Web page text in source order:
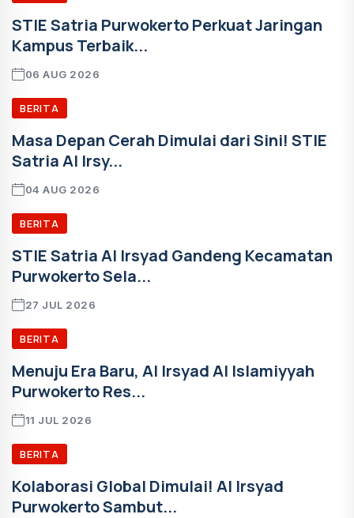
STIE Satria Purwokerto Perkuat Jaringan
Kampus Terbaik...
06 AUG 2026
BERITA
Masa Depan Cerah Dimulai dari Sini! STIE
Satria Al Irsy...
04 AUG 2026
BERITA
STIE Satria Al Irsyad Gandeng Kecamatan
Purwokerto Sela...
27 JUL 2026
BERITA
Menuju Era Baru, Al Irsyad Al Islamiyyah
Purwokerto Res...
11 JUL 2026
BERITA
Kolaborasi Global Dimulai! Al Irsyad
Purwokerto Sambut...